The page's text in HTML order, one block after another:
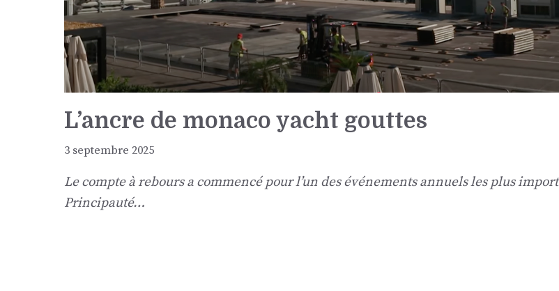
L’ancre de monaco yacht gouttes
3 septembre 2025
Le compte à rebours a commencé pour l’un des événements annuels les plus
Principauté…